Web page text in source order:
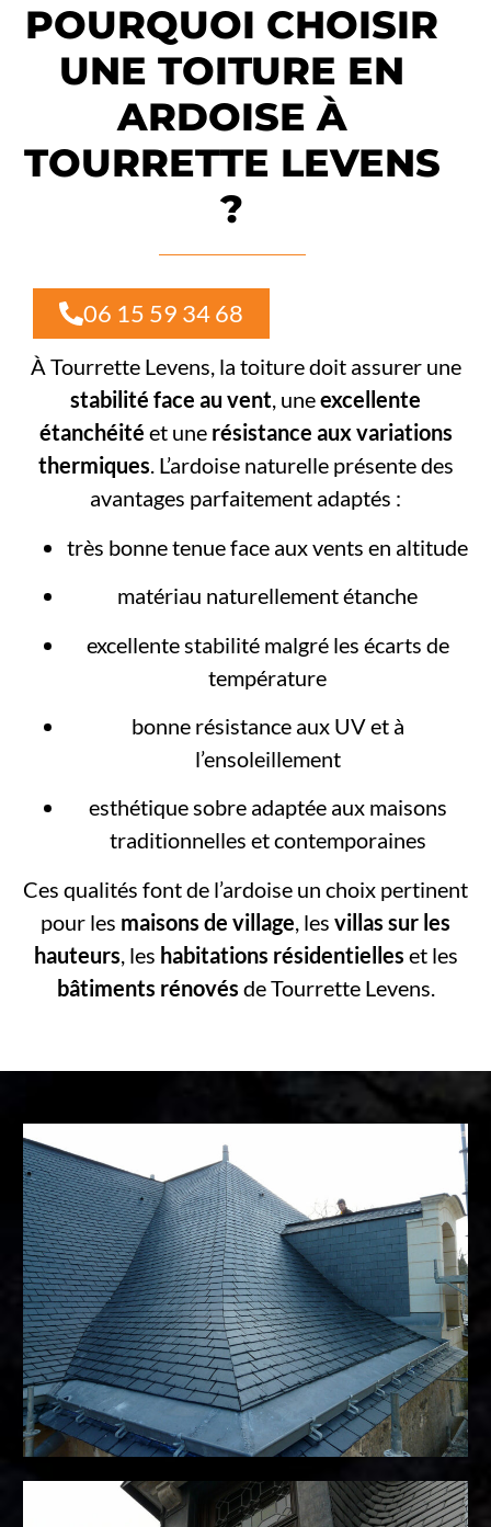
POURQUOI CHOISIR
UNE TOITURE EN
ARDOISE À
TOURRETTE LEVENS
?
06 15 59 34 68
À Tourrette Levens, la toiture doit assurer une
stabilité face au vent, uneexcellente
étanchéité et une résistance aux variations
thermiques. L’ardoise naturelle présente des
avantages parfaitement adaptés :
très bonne tenue face aux vents en altitude
matériau naturellement étanche
excellente stabilité malgré les écarts de
température
bonne résistance aux UV et à
l’ensoleillement
esthétique sobre adaptée aux maisons
traditionnelles et contemporaines
Ces qualités font de l’ardoise un choix pertinent
pour les maisons de village , les villas sur les
hauteurs , les habitations résidentielles et les
bâtiments rénovés de Tourrette Levens.